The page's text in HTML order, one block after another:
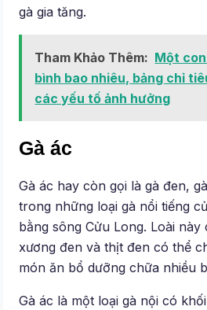
gà gia tăng.
Tham Khảo Thêm: Một
bình bao nhiêu, bảng chỉ
các yếu tố ảnh hưởng
Gà ác
Gà ác hay còn gọi là gà đen,
trong những loại gà nổi tiếng
bằng sông Cửu Long. Loài
xương đen và thịt đen có thể
món ăn bổ dưỡng chữa nhiều
Gà ác là một loại gà nội có